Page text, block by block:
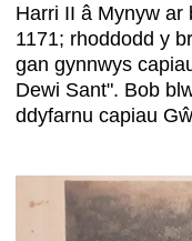
Harri II â Mynyw ar
1171; rhoddodd y
gan gynnwys
Dewi Sant". Bob
ddyfarnu capiau